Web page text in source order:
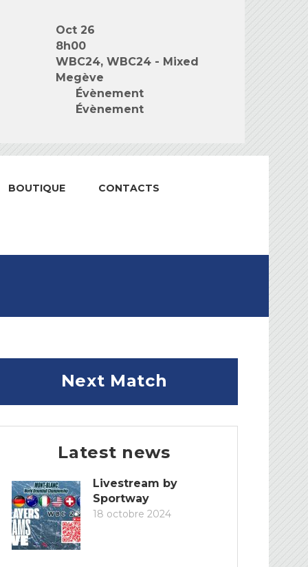
Oct 26
8h00
WBC24, WBC24 - Mixed
Megève
Évènement
Évènement
BOUTIQUE CONTACTS
Next Match
Latest news
Livestream by
Sportway
18 octobre 2024